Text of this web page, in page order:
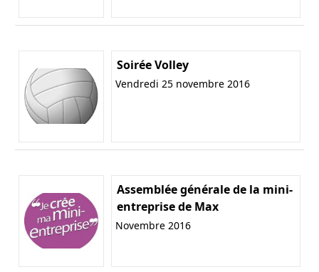
Soirée Volley
Vendredi 25 novembre 2016
Assemblée générale de la mini-
entreprise de Max
Novembre 2016